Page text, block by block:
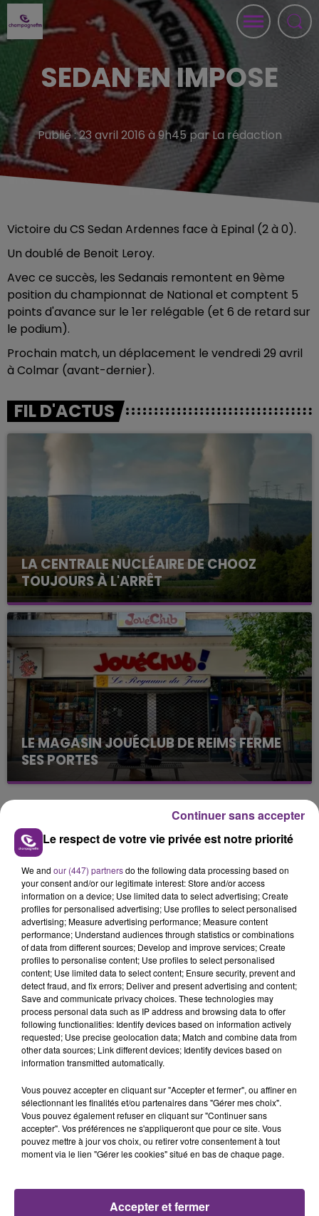
SEDAN EN IMPOSE
Publié : 23 avril 2016 à 9h45 par La rédaction
Victoire du CS Sedan Ardennes face à Epinal (2 à 0).
Un doublé de Benoit Leroy.
Avec ce succès, les Sedanais remontent en 9ème
position du championnat de National et comptent 5
points d'avance sur le 1er relégable (et 6 de retard sur
le podium).
Prochain match, un déplacement le vendredi 29 avril
à Colmar (avant-dernier).
FIL D'ACTUS
LA CENTRALE NUCLÉAIRE DE CHOOZ
TOUJOURS À L'ARRÊT
Cela fait déjà une semaine que la centrale
nucléaire ardennaise est à l'arrêt. Une situation
justifiée par la sécheresse intense qui est toujours
présente.
LE MAGASIN JOUÉCLUB DE REIMS FERME
SES PORTES
C'était l'une des institutions du centre-ville
TITRES DIFFUSÉS
7h59
7h59
TEDDY SWIMS
Mr Know It All
7h55
7h55
INDOCHINE
Les Nouveaux Soleils
7h52
7h52 7h47
7h47
CHRISTOPHE WILLEM
Le respect de votre vie privée est notre priorité
We and our (447) partnersdo the following data processing based on
your consent and/or our legitimate interest: Store and/or access
information on a device; Use limited data to select advertising; Create
profiles for personalised advertising; Use profiles to select personalised
advertising; Measure advertising performance; Measure content
performance; Understand audiences through statistics or combinations
of data from different sources; Develop and improve services; Create
profiles to personalise content; Use profiles to select personalised
content; Use limited data to select content; Ensure security, prevent and
detect fraud, and fix errors; Deliver and present advertising and content;
Save and communicate privacy choices. These technologies may
process personal data such as IP address and browsing data to offer
following functionalities: Identify devices based on information actively
requested; Use precise geolocation data; Match and combine data from
other data sources; Link different devices; Identify devices based on
information transmitted automatically.
Vous pouvez accepter en cliquant sur "Accepter et fermer", ou affiner en
sélectionnant les finalités et/ou partenaires dans "Gérer mes choix".
Vous pouvez également refuser en cliquant sur "Continuer sans
accepter". Vos préférences ne s'appliqueront que pour ce site. Vous
pouvez mettre à jour vos choix, ou retirer votre consentement à tout
moment via le lien "Gérer les cookies" situé en bas de chaque page.
Accepter et fermer
Continuer sans accepter